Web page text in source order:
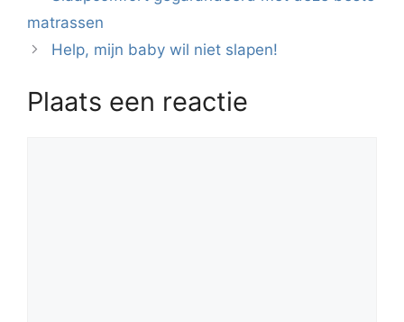
matrassen
Help, mijn baby wil niet slapen!
Plaats een reactie